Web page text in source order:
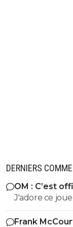
DERNIERS
OM : C’est
J'adore ce
Frank